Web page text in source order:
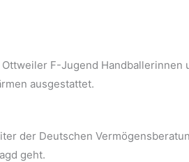
F-Jugend Handballerinnen
ausgestattet.
der Deutschen
geht.